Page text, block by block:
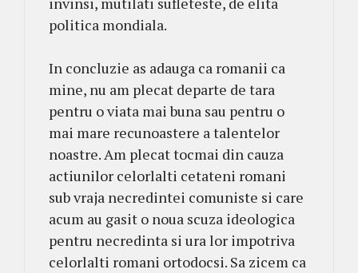
politica mondiala.
In concluzie as adauga ca romanii ca
mine, nu am plecat departe de tara
pentru o viata mai buna sau pentru o
mai mare recunoastere a talentelor
noastre. Am plecat tocmai din cauza
actiunilor celorlalti cetateni romani
sub vraja necredintei comuniste si care
acum au gasit o noua scuza ideologica
pentru necredinta si ura lor impotriva
celorlalti romani ortodocsi. Sa zicem ca